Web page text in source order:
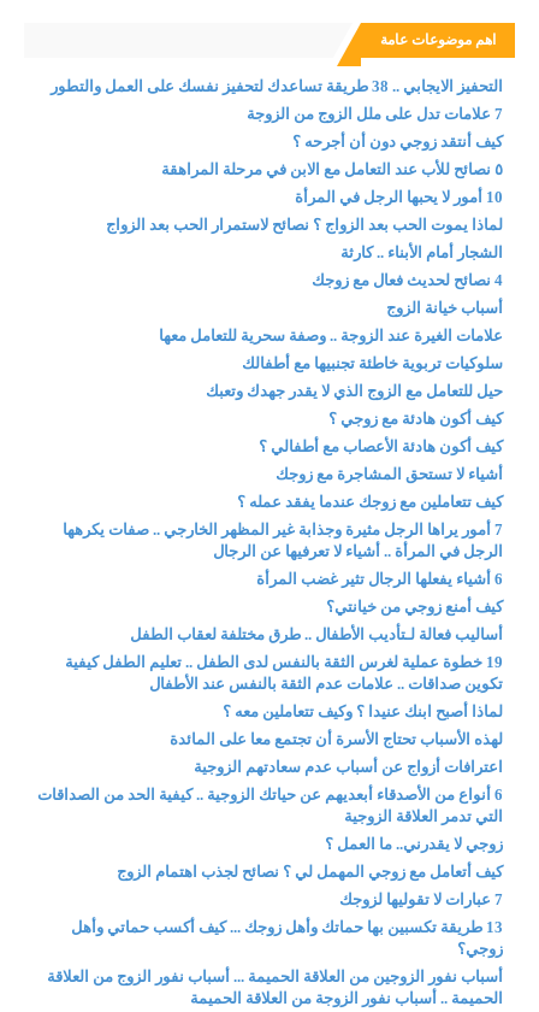
اهم موضوعات عامة
التحفيز الايجابي .. 38 طريقة تساعدك لتحفيز نفسك على العمل والتطور
7 علامات تدل على ملل الزوج من الزوجة
كيف أنتقد زوجي دون أن أجرحه ؟
٥ نصائح للأب عند التعامل مع الابن في مرحلة المراهقة
10 أمور لا يحبها الرجل في المرأة
لماذا يموت الحب بعد الزواج ؟ نصائح لاستمرار الحب بعد الزواج
الشجار أمام الأبناء .. كارثة
4 نصائح لحديث فعال مع زوجك
أسباب خيانة الزوج
علامات الغيرة عند الزوجة .. وصفة سحرية للتعامل معها
سلوكيات تربوية خاطئة تجنبيها مع أطفالك
حيل للتعامل مع الزوج الذي لا يقدر جهدك وتعبك
كيف أكون هادئة مع زوجي ؟
كيف أكون هادئة الأعصاب مع أطفالي ؟
أشياء لا تستحق المشاجرة مع زوجك
كيف تتعاملين مع زوجك عندما يفقد عمله ؟
7 أمور يراها الرجل مثيرة وجذابة غير المظهر الخارجي .. صفات يكرهها
الرجل في المرأة .. أشياء لا تعرفيها عن الرجال
6 أشياء يفعلها الرجال تثير غضب المرأة
كيف أمنع زوجي من خيانتي؟
أساليب فعالة لـتأديب الأطفال .. طرق مختلفة لعقاب الطفل
19 خطوة عملية لغرس الثقة بالنفس لدى الطفل .. تعليم الطفل كيفية
تكوين صداقات .. علامات عدم الثقة بالنفس عند الأطفال
لماذا أصبح ابنك عنيدا ؟ وكيف تتعاملين معه ؟
لهذه الأسباب تحتاج الأسرة أن تجتمع معا على المائدة
اعترافات أزواج عن أسباب عدم سعادتهم الزوجية
6 أنواع من الأصدقاء أبعديهم عن حياتك الزوجية .. كيفية الحد من الصداقات
التي تدمر العلاقة الزوجية
زوجي لا يقدرني.. ما العمل ؟
كيف أتعامل مع زوجي المهمل لي ؟ نصائح لجذب اهتمام الزوج
7 عبارات لا تقوليها لزوجك
13 طريقة تكسبين بها حماتك وأهل زوجك ... كيف أكسب حماتي وأهل
زوجي؟
أسباب نفور الزوجين من العلاقة الحميمة ... أسباب نفور الزوج من العلاقة
الحميمة .. أسباب نفور الزوجة من العلاقة الحميمة